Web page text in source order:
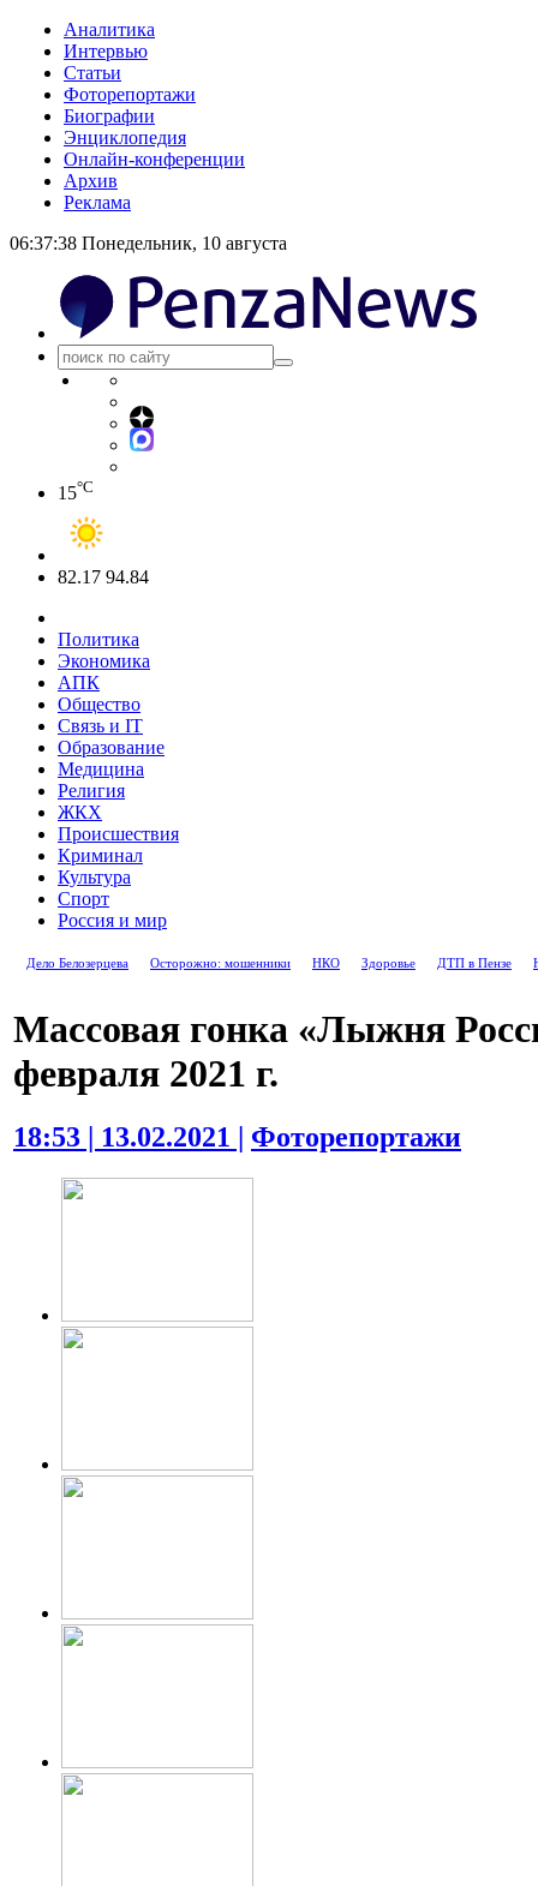
Аналитика
Интервью
Статьи
Фоторепортажи
Биографии
Энциклопедия
Онлайн-конференции
Архив
Реклама
06:37:39 Понедельник, 10 августа
15°C
82.17 94.84
Политика
Экономика
АПК
Общество
Связь и IT
Образование
Медицина
Религия
ЖКХ
Происшествия
Криминал
Культура
Спорт
Россия и мир
Дело Белозерцева Осторожно: мошенники НКО Здоровье ДТП в Пензе
Массовая гонка «Лыжня
февраля 2021 г.
18:53 | 13.02.2021 | Фоторепортажи